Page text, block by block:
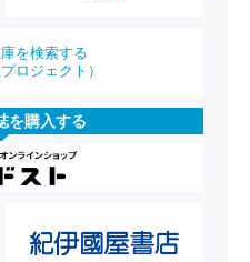
を検索する
ロジェクト）
を購入する